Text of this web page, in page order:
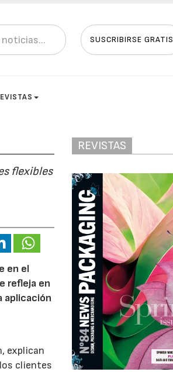
SUSCRIBIRSE GRATIS
flexibles
en el
refleja en
aplicación
explican
clientes
REVISTAS